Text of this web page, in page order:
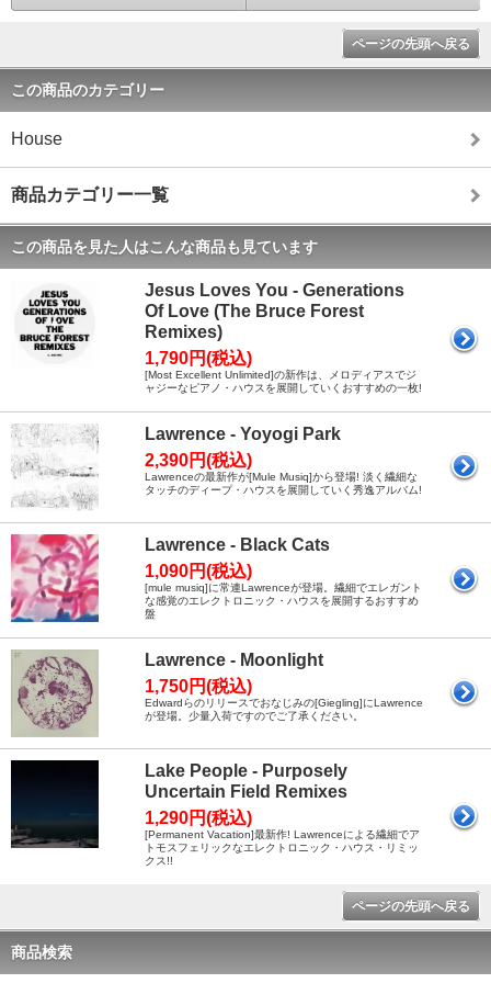
ページの先頭へ戻る
この商品のカテゴリー
House
商品カテゴリー一覧
この商品を見た人はこんな商品も見ています
Jesus Loves You - Generations
Of Love (The Bruce Forest
Remixes)
1,790円(税込)
[Most Excellent Unlimited]の新作は、メロディアスでジ
ャジーなピアノ・ハウスを展開していくおすすめの一枚!
Lawrence - Yoyogi Park
2,390円(税込)
Lawrenceの最新作が[Mule Musiq]から登場! 淡く繊細な
タッチのディープ・ハウスを展開していく秀逸アルバム!
Lawrence - Black Cats
1,090円(税込)
[mule musiq]に常連Lawrenceが登場。繊細でエレガント
な感覚のエレクトロニック・ハウスを展開するおすすめ
盤
Lawrence - Moonlight
1,750円(税込)
Edwardらのリリースでおなじみの[Giegling]にLawrence
が登場。少量入荷ですのでご了承ください。
Lake People - Purposely
Uncertain Field Remixes
1,290円(税込)
[Permanent Vacation]最新作! Lawrenceによる繊細でア
トモスフェリックなエレクトロニック・ハウス・リミッ
クス!!
ページの先頭へ戻る
商品検索